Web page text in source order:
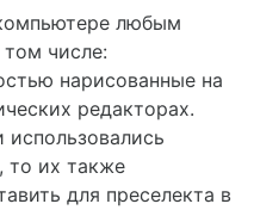
любым
числе:
нарисованные на
редакторах.
то их также
для преселекта в